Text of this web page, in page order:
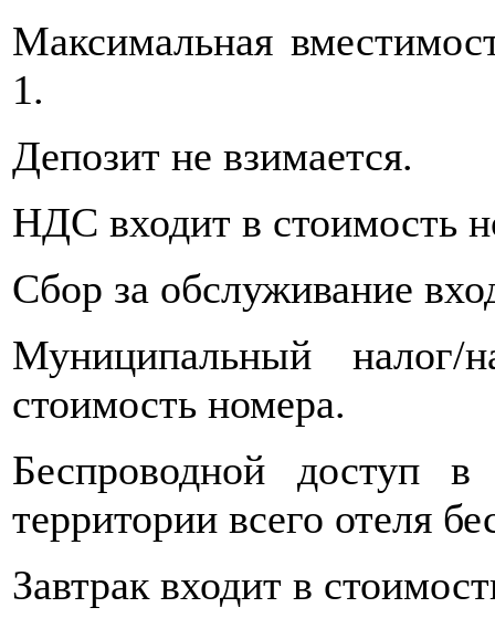
Максимальная
1.
Депозит не взимается.
НДС входит в стоимость
Сбор за обслуживание
Муниципальный
стоимость номера.
Беспроводной доступ в
территории всего отеля
Завтрак входит в